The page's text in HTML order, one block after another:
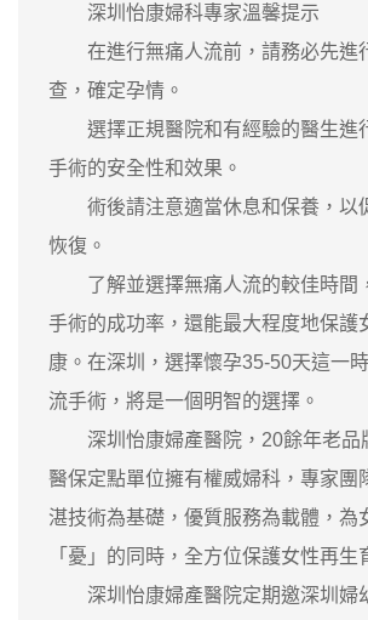
深圳怡康婦科專家溫馨提示
在進行無痛人流前，請務必先進
查，確定孕情。
選擇正規醫院和有經驗的醫生進
手術的安全性和效果。
術後請注意適當休息和保養，以
恢復。
了解並選擇無痛人流的較佳時間
手術的成功率，還能最大程度地保護
康。在深圳，選擇懷孕35-50天這一
流手術，將是一個明智的選擇。
深圳怡康婦產醫院，20餘年老品
醫保定點單位擁有權威婦科，專家團
湛技術為基礎，優質服務為載體，為
「憂」的同時，全方位保護女性再生
深圳怡康婦產醫院定期邀深圳婦